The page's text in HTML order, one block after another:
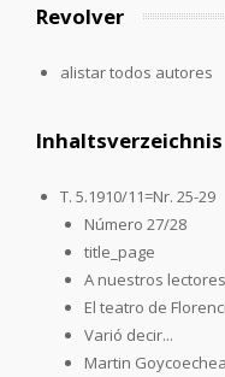
Revolver
alistar todos autores
Inhaltsverzeichnis
T. 5.1910/11=Nr. 25-29
Número 27/28
title_page
A nuestros lectores
El teatro de
Varió decir...
Martin